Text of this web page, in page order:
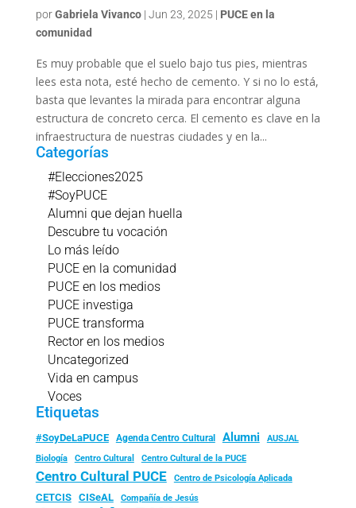
porGabriela Vivanco| Jun 23, 2025 | PUCE en la
comunidad
Es muy probable que el suelo bajo tus pies, mientras
lees esta nota, esté hecho de cemento. Y si no lo está,
basta que levantes la mirada para encontrar alguna
estructura de concreto cerca. El cemento es clave en la
infraestructura de nuestras ciudades y en la...
Categorías
#Elecciones2025
#SoyPUCE
Alumni que dejan huella
Descubre tu vocación
Lo más leído
PUCE en la comunidad
PUCE en los medios
PUCE investiga
PUCE transforma
Rector en los medios
Uncategorized
Vida en campus
Voces
Etiquetas
#SoyDeLaPUCE Agenda Centro Cultural Alumni
AUSJAL
Biología
Centro Cultural Centro Cultural de la PUCE
Centro Cultural PUCE Centro de Psicología Aplicada
CETCIS CISeAL Compañía de Jesús